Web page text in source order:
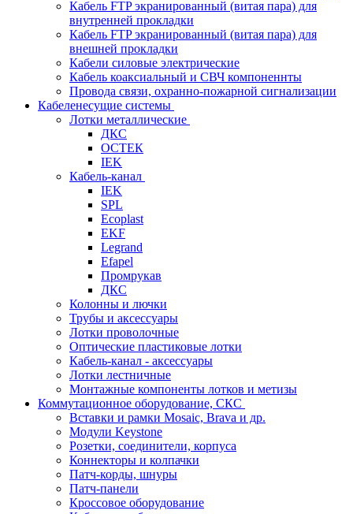
Кабель FTP экранированный (витая пара) для
внутренней прокладки
Кабель FTP экранированный (витая пара) для
внешней прокладки
Кабели силовые электрические
Кабель коаксиальный и СВЧ компоненнты
Провода связи, охранно-пожарной сигнализации
Кабеленесущие системы
Лотки металлические
ДКС
ОСТЕК
IEK
Кабель-канал
IEK
SPL
Ecoplast
EKF
Legrand
Efapel
Промрукав
ДКС
Колонны и лючки
Трубы и аксессуары
Лотки проволочные
Оптические пластиковые лотки
Кабель-канал - аксессуары
Лотки лестничные
Монтажные компоненты лотков и метизы
Коммутационное оборудование, СКС
Вставки и рамки Mosaic, Brava и др.
Модули Keystone
Розетки, соединители, корпуса
Коннекторы и колпачки
Патч-корды, шнуры
Патч-панели
Кроссовое оборудование